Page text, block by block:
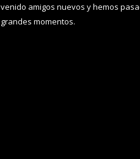
venido amigos nuevos y hemos
grandes momentos.